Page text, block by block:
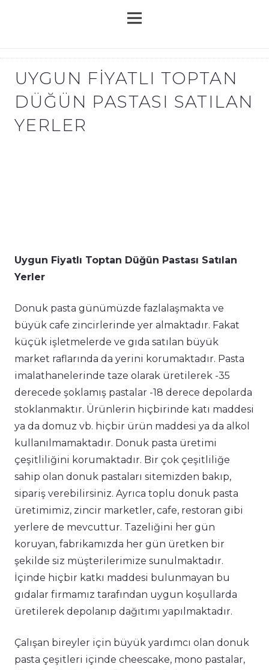
UYGUN FIYATLI TOPTAN
DÜĞÜN PASTASI SATILAN
YERLER
Uygun Fiyatlı Toptan Düğün Pastası Satılan
Yerler
Donuk pasta günümüzde fazlalaşmakta ve
büyük cafe zincirlerinde yer almaktadır. Fakat
küçük işletmelerde ve gıda satılan büyük
market raflarında da yerini korumaktadır. Pasta
imalathanelerinde taze olarak üretilerek -35
derecede şoklamış pastalar -18 derece depolarda
stoklanmaktır. Ürünlerin hiçbirinde katı maddesi
ya da domuz vb. hiçbir ürün maddesi ya da alkol
kullanılmamaktadır. Donuk pasta üretimi
çeşitliliğini korumaktadır. Bir çok çeşitliliğe
sahip olan donuk pastaları sitemizden bakıp,
sipariş verebilirsiniz. Ayrıca toplu donuk pasta
üretimimiz, zincir marketler, cafe, restoran gibi
yerlere de mevcuttur. Tazeliğini her gün
koruyan, fabrikamızda her gün üretken bir
şekilde siz müşterilerimize sunulmaktadır.
İçinde hiçbir katkı maddesi bulunmayan bu
gıdalar firmamız tarafından uygun koşullarda
üretilerek depolanıp dağıtımı yapılmaktadır.
Çalışan bireyler için büyük yardımcı olan donuk
pasta çeşitleri içinde cheescake, mono pastalar,